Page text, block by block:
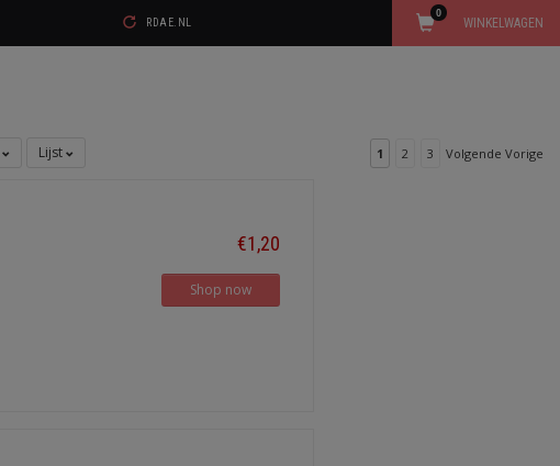
RDAE.NL WINKELWAGEN
0
Lijst 1 2 3 Volgende Vorige
€1,20
Shop now